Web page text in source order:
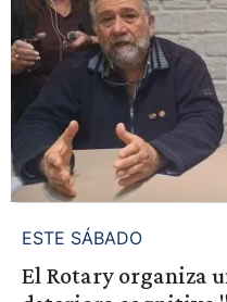
ESTE SÁBADO
El Rotary organiza